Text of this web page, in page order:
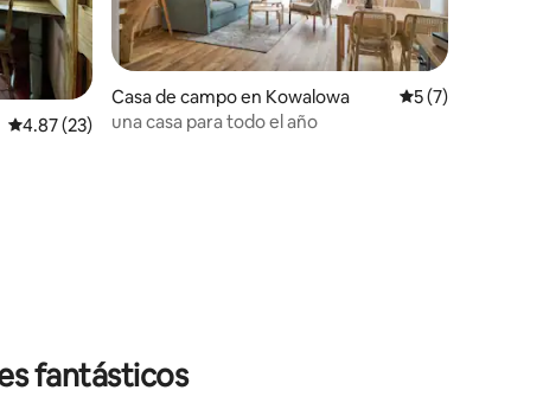
Calificación promedio: 4.87 de 5; 23 evaluaciones
4.87 (23)
Casa de campo en Kowalowa Calificación
5 (7)
una casa para todo el año
fantásticos